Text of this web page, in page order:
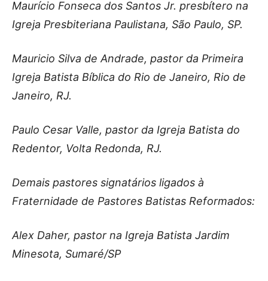
Maurício Fonseca dos Santos Jr. presbítero na
Igreja Presbiteriana Paulistana, São Paulo, SP.
Mauricio Silva de Andrade, pastor da Primeira
Igreja Batista Bíblica do Rio de Janeiro, Rio de
Janeiro, RJ.
Paulo Cesar Valle, pastor da Igreja Batista do
Redentor, Volta Redonda, RJ.
Demais pastores signatários ligados à
Fraternidade de Pastores Batistas Reformados:
Alex Daher, pastor na Igreja Batista Jardim
Minesota, Sumaré/SP